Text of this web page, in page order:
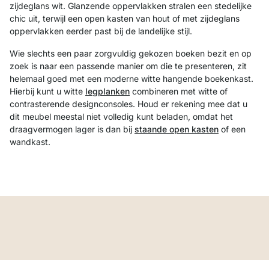
zijdeglans wit. Glanzende oppervlakken stralen een stedelijke
chic uit, terwijl een open kasten van hout of met zijdeglans
oppervlakken eerder past bij de landelijke stijl.
Wie slechts een paar zorgvuldig gekozen boeken bezit en op
zoek is naar een passende manier om die te presenteren, zit
helemaal goed met een moderne witte hangende boekenkast.
Hierbij kunt u witte legplanken combineren met witte of
contrasterende designconsoles. Houd er rekening mee dat u
dit meubel meestal niet volledig kunt beladen, omdat het
draagvermogen lager is dan bij staande open kasten of een
wandkast.